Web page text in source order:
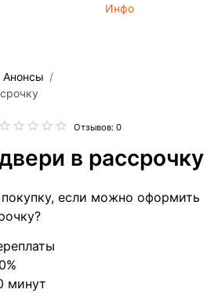
Инфо
Анонсы
Отзывов: 0
в рассрочку
если можно оформить
минут